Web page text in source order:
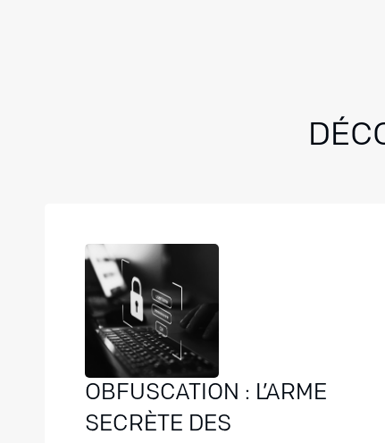
OBFUSCATION : L’ARME
SECRÈTE DES